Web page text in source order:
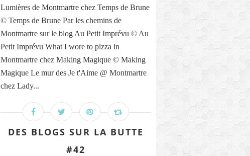
Lumières de Montmartre chez Temps de Brune
© Temps de Brune Par les chemins de
Montmartre sur le blog Au Petit Imprévu © Au
Petit Imprévu What I wore to pizza in
Montmartre chez Making Magique © Making
Magique Le mur des Je t'Aime @ Montmartre
chez Lady...
DES BLOGS SUR LA BUTTE
#42